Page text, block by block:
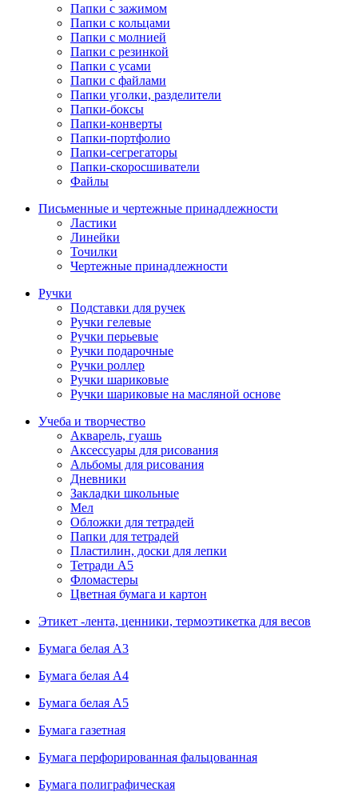
Папки с зажимом
Папки с кольцами
Папки с молнией
Папки с резинкой
Папки с усами
Папки с файлами
Папки уголки, разделители
Папки-боксы
Папки-конверты
Папки-портфолио
Папки-сегрегаторы
Папки-скоросшиватели
Файлы
Письменные и чертежные принадлежности
Ластики
Линейки
Точилки
Чертежные принадлежности
Ручки
Подставки для ручек
Ручки гелевые
Ручки перьевые
Ручки подарочные
Ручки роллер
Ручки шариковые
Ручки шариковые на масляной основе
Учеба и творчество
Акварель, гуашь
Аксессуары для рисования
Альбомы для рисования
Дневники
Закладки школьные
Мел
Обложки для тетрадей
Папки для тетрадей
Пластилин, доски для лепки
Тетради А5
Фломастеры
Цветная бумага и картон
Этикет -лента, ценники, термоэтикетка для весов
Бумага белая А3
Бумага белая А4
Бумага белая А5
Бумага газетная
Бумага перфорированная фальцованная
Бумага полиграфическая